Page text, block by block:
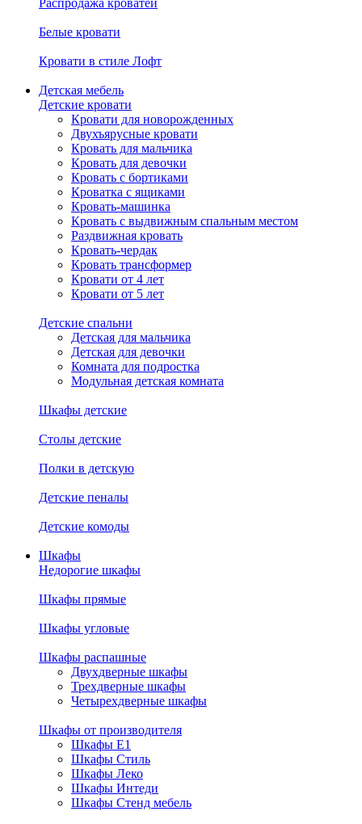
Распродажа кроватей
Белые кровати
Кровати в стиле Лофт
Детская мебель
Детские кровати
Кровати для новорожденных
Двухъярусные кровати
Кровать для мальчика
Кровать для девочки
Кровать с бортиками
Кроватка с ящиками
Кровать-машинка
Кровать с выдвижным спальным местом
Раздвижная кровать
Кровать-чердак
Кровать трансформер
Кровати от 4 лет
Кровати от 5 лет
Детские спальни
Детская для мальчика
Детская для девочки
Комната для подростка
Модульная детская комната
Шкафы детские
Столы детские
Полки в детскую
Детские пеналы
Детские комоды
Шкафы
Недорогие шкафы
Шкафы прямые
Шкафы угловые
Шкафы распашные
Двухдверные шкафы
Трехдверные шкафы
Четырехдверные шкафы
Шкафы от производителя
Шкафы E1
Шкафы Стиль
Шкафы Леко
Шкафы Интеди
Шкафы Стенд мебель